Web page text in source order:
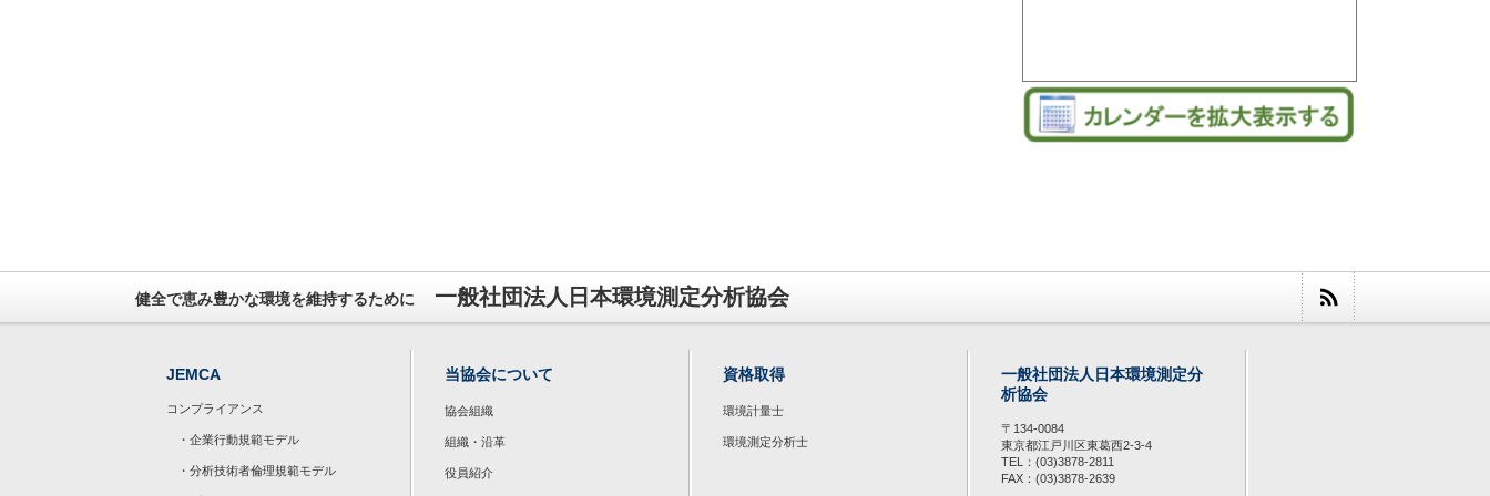
健全で恵み豊かな環境を維持するために 一般社団法人日本環境測定分析協会
JEMCA
コンプライアンス
・企業行動規範モデル
・分析技術者倫理規範モデル
当協会について
協会組織
組織・沿革
役員紹介
資格取得
環境計量士
環境測定分析士
一般社団法人日本環境測定分
析協会
〒134-0084
東京都江戸川区東葛西2-3-4
TEL：(03)3878-2811
FAX：(03)3878-2639